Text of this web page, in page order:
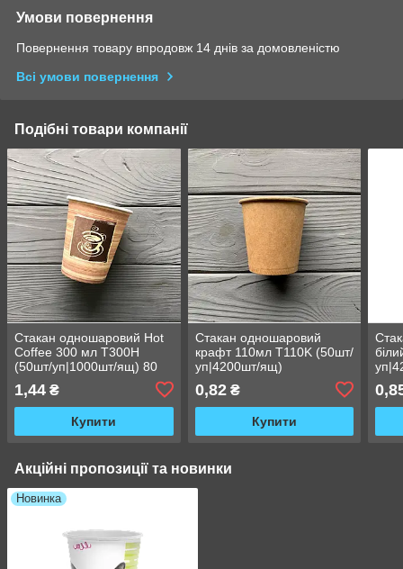
Умови повернення
Повернення товару впродовж 14 днів за домовленістю
Всі умови повернення
Подібні товари компанії
Стакан одношаровий Hot
Coffee 300 мл T300H
(50шт/уп|1000шт/ящ) 80
1,44 ₴
Купити
Стакан одношаровий
крафт 110мл T110K (50шт/
уп|4200шт/ящ)
0,82₴
Купити
Акційні пропозиції та новинки
Новинка